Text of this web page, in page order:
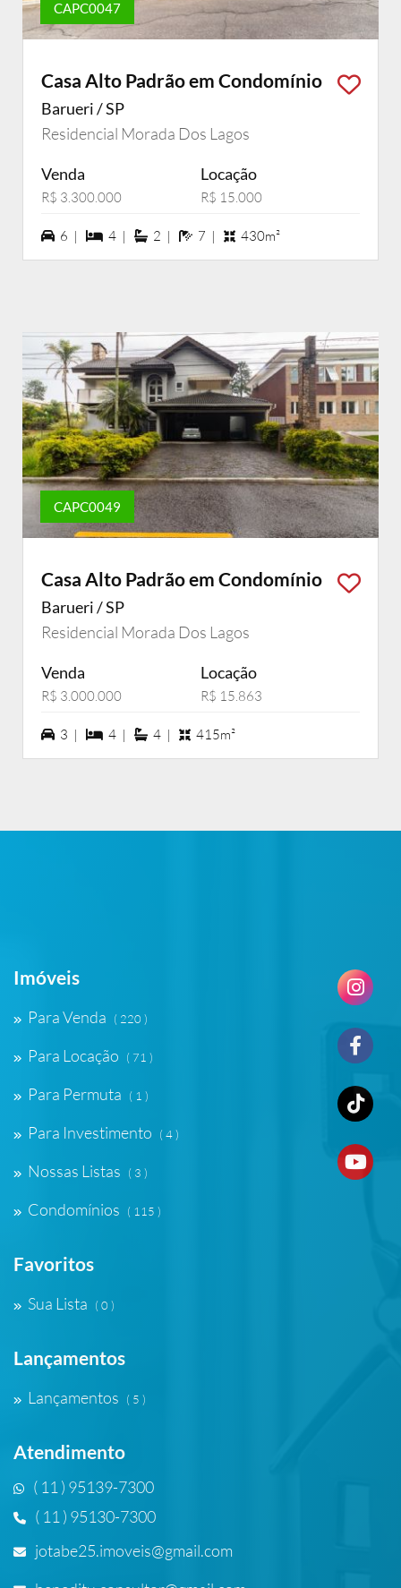
CAPC0047
Casa Alto Padrão em Condomínio
Barueri / SP
Residencial Morada Dos Lagos
Venda
R$ 3.300.000
Locação
R$ 15.000
6 vagas na garagem
6 | 4 dormiórios
4 | 2 suítes
2 | 7 banheiros
7 | 430m²
CAPC0049
Casa Alto Padrão em Condomínio
Barueri / SP
Residencial Morada Dos Lagos
Venda
R$ 3.000.000
Locação
R$ 15.863
3 vagas na garagem
3 | 4 dormiórios
4 | 4 suítes
4 | 415m²
Imóveis
Para Venda ( 220 )
Para Locação ( 71 )
Para Permuta ( 1 )
Para Investimento ( 4 )
Nossas Listas ( 3 )
Condomínios ( 115 )
Favoritos
Sua Lista ( 0 )
Lançamentos
Lançamentos ( 5 )
Atendimento
( 11 ) 95139-7300
( 11 ) 95130-7300
jotabe25.imoveis@gmail.com